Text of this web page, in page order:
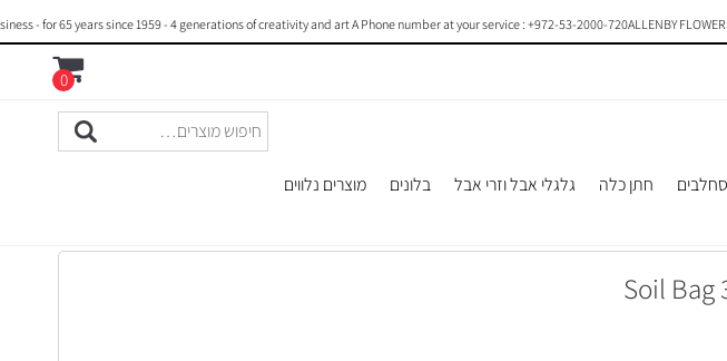
ALLENBY FLOWERS
- for 65 years since 1959 - 4 generations of creativity and art A Phone number at your service : +972-53-2000-720
0
סחלבים חתן כלה גלגלי אבל וזרי אבל בלונים
מוצרים נלווים
Soil Bag